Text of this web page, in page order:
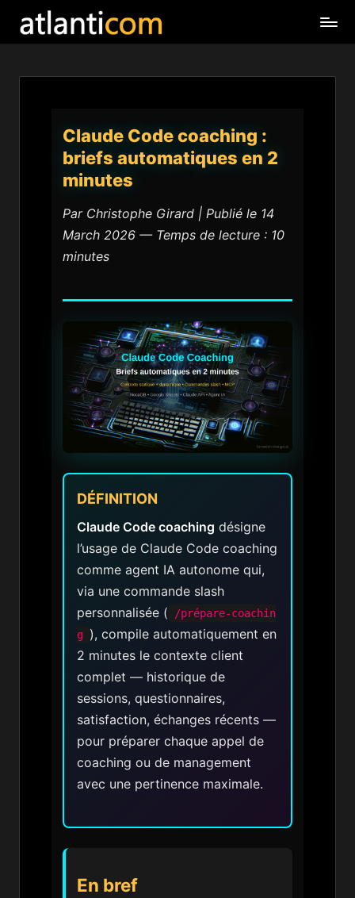
Claude Code coaching :
briefs automatiques en 2
minutes
Par Christophe Girard | Publié le 14
March 2026 — Temps de lecture : 10
minutes
DÉFINITION
Claude Code coaching désigne
l’usage de Claude Code coaching
comme agent IA autonome qui,
via une commande slash
personnalisée (
/prépare-coachin
g ), compile automatiquement en
2 minutes le contexte client
complet — historique de
sessions, questionnaires,
satisfaction, échanges récents —
pour préparer chaque appel de
coaching ou de management
avec une pertinence maximale.
En bref